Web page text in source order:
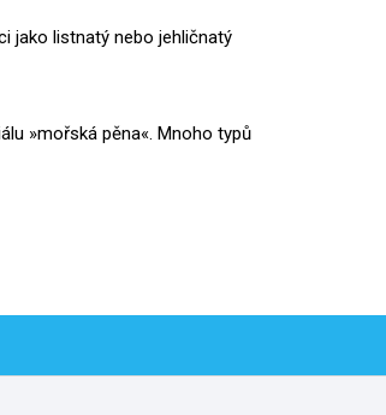
jako listnatý nebo jehličnatý
»mořská pěna«. Mnoho typů